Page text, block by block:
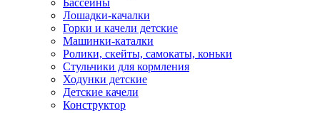
Бассейны
Лошадки-качалки
Горки и качели детские
Машинки-каталки
Ролики, скейты, самокаты, коньки
Стульчики для кормления
Ходунки детские
Детские качели
Конструктор